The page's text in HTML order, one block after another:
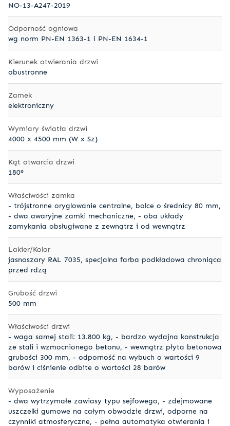
NO-13-A247-2019
Odporność ogniowa
wg norm PN-EN 1363-1 i PN-EN 1634-1
Kierunek otwierania drzwi
obustronne
Zamek
elektroniczny
Wymiary światła drzwi
4000 x 4500 mm (W x Sz)
Kąt otwarcia drzwi
180°
Właściwości zamka
- trójstronne oryglowanie centralne, bolce o średnicy 80 mm,
- dwa awaryjne zamki mechaniczne, - oba układy
zamykania obsługiwane z zewnątrz i od wewnątrz
Lakier/Kolor
jasnoszary RAL 7035, specjalna farba podkładowa chroniąca
przed rdzą
Grubość drzwi
500 mm
Właściwości drzwi
- waga samej stali: 13.800 kg, - bardzo wydajna konstrukcja
ze stali i wzmocnionego betonu, - wewnątrz płyta betonowa
grubości 300 mm, - odporność na wybuch o wartości 9
barów i ciśnienie odbite o wartości 28 barów
Wyposażenie
- dwa wytrzymałe zawiasy typu sejfowego, - zdejmowane
uszczelki gumowe na całym obwodzie drzwi, odporne na
czynniki atmosferyczne, - pełna automatyka otwierania i